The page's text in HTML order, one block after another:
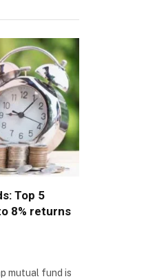
Top 5
8% returns
mutual fund is